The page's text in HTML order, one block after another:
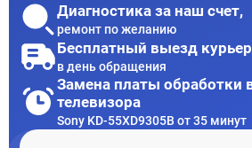
Диагностика за наш счет,
ремонт по желанию
Бесплатный выезд
в день обращения
Замена платы обработки
телевизора
Sony KD-55XD9305B от 35 минут